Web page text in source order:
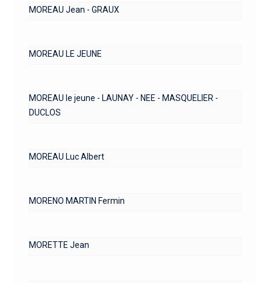
MOREAU Jean - GRAUX
MOREAU LE JEUNE
MOREAU le jeune - LAUNAY - NEE - MASQUELIER -
DUCLOS
MOREAU Luc Albert
MORENO MARTIN Fermin
MORETTE Jean